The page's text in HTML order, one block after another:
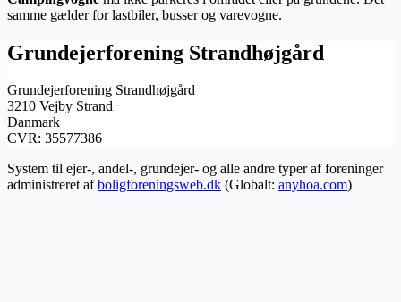
samme gælder for lastbiler, busser og varevogne.
Grundejerforening Strandhøjgård
Grundejerforening Strandhøjgård
3210 Vejby Strand
Danmark
CVR: 35577386
System til ejer-, andel-, grundejer- og alle andre typer af foreninger
administreret afboligforeningsweb.dk (Globalt: anyhoa.com)